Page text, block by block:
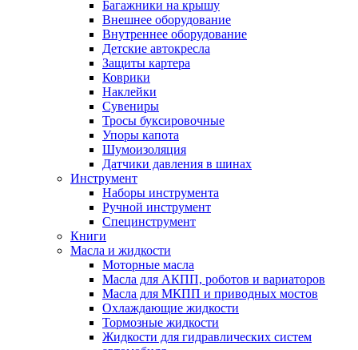
Багажники на крышу
Внешнее оборудование
Внутреннее оборудование
Детские автокресла
Защиты картера
Коврики
Наклейки
Сувениры
Тросы буксировочные
Упоры капота
Шумоизоляция
Датчики давления в шинах
Инструмент
Наборы инструмента
Ручной инструмент
Специнструмент
Книги
Масла и жидкости
Моторные масла
Масла для АКПП, роботов и вариаторов
Масла для МКПП и приводных мостов
Охлаждающие жидкости
Тормозные жидкости
Жидкости для гидравлических систем